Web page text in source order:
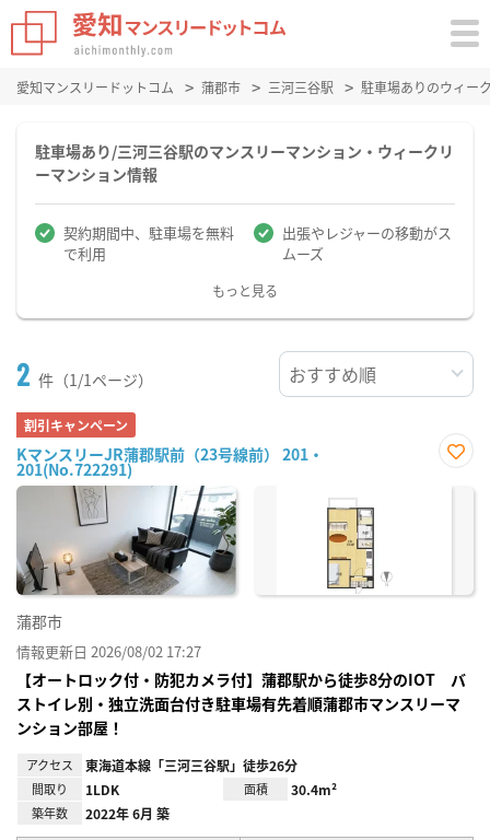
愛知マンスリードットコム 蒲郡市 三河三谷駅 駐車場ありのウィー
駐車場あり/三河三谷駅のマンスリーマンション・ウィークリ
ーマンション情報
契約期間中、駐車場を無料
で利用
出張やレジャーの移動がス
ムーズ
もっと見る
2 件（1/1ページ）
割引キャンペーン
KマンスリーJR蒲郡駅前（23号線前） 201・
201(No.722291)
に入
蒲郡市
情報更新日 2026/08/02 17:27
【オートロック付・防犯カメラ付】蒲郡駅から徒歩8分のIOT バ
ストイレ別・独立洗面台付き駐車場有先着順蒲郡市マンスリーマ
ンション部屋！
アクセス 東海道本線「三河三谷駅」徒歩26分
間取り 1LDK 面積 30.4m²
築年数 2022年 6月 築